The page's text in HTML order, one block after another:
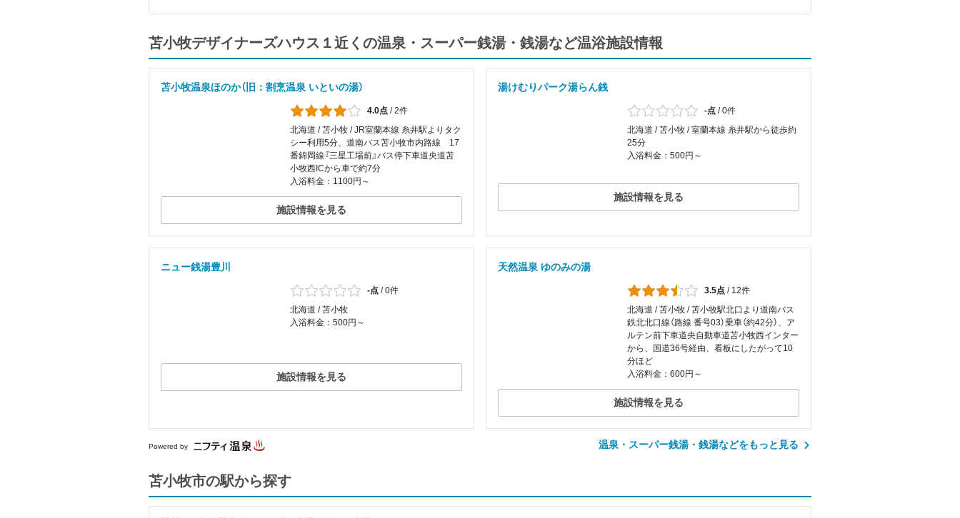
苫小牧デザイナーズハウス１近くの温泉・スーパー銭湯・銭湯など温浴施設情報
苫小牧温泉ほのか（旧：割烹温泉 いといの湯）
4.0点 /2件
北海道 / 苫小牧 / JR室蘭本線 糸井駅よりタク
シー利用5分、道南バス苫小牧市内路線 17
番錦岡線『三星工場前』バス停下車道央道苫
小牧西ICから車で約7分
入浴料金：1100円～
施設情報を見る
湯けむりパーク湯らん銭
-点 /0件
北海道 / 苫小牧 / 室蘭本線 糸井駅から徒歩約
25分
入浴料金：500円～
施設情報を見る
ニュー銭湯豊川
-点 /0件
北海道 / 苫小牧
入浴料金：500円～
施設情報を見る
天然温泉 ゆのみの湯
3.5点 / 12件
北海道 / 苫小牧 / 苫小牧駅北口より道南バス
鉄北北口線（路線 番号03）乗車（約42分）、ア
ルテン前下車道央自動車道苫小牧西インター
から、国道36号経由、看板にしたがって10
分ほど
入浴料金：600円～
施設情報を見る
Powered by 温泉・スーパー銭湯・銭湯などをもっと見る
苫小牧市の駅から探す